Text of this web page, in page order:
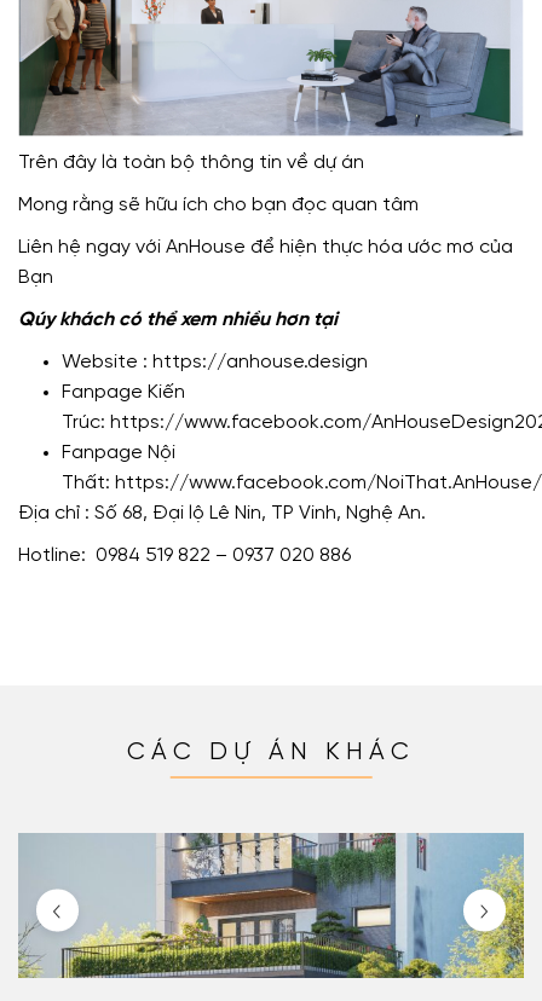
Trên đây là toàn bộ thông tin về dự án
Mong rằng sẽ hữu ích cho bạn đọc quan tâm
Liên hệ ngay với AnHouse để hiện thực hóa ước mơ của
Bạn
Qúy khách có thể xem nhiều hơn tại
Website : https://anhouse.design
Fanpage Kiến
Trúc: https://www.facebook.com/
Fanpage Nội
Thất: https://www.facebook.com/NoiThat.AnHouse/
Địa chỉ : Số 68, Đại lộ Lê Nin, TP Vinh, Nghệ An.
Hotline: 0984 519 822 – 0937 020 886
CÁC DỰ ÁN KHÁC